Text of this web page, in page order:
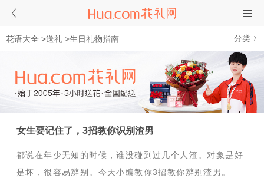
花语大全 >送礼 >生日礼物指南 分类
女生要记住了，3招教你识别渣男
都说在年少无知的时候，谁没碰到过几个人渣。对象是好
是坏，很容易辨别。今天小编教你3招教你辨别渣男。